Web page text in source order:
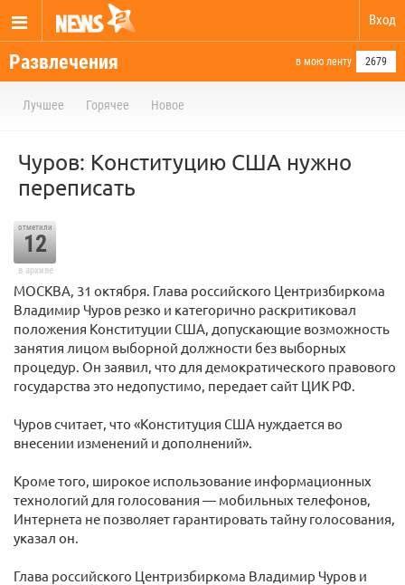
Вход
Развлечения в мою ленту 2679
Лучшее Горячее Новое
Чуров: Конституцию США нужно
переписать
отметили
12
в архиве
МОСКВА, 31 октября. Глава российского Центризбиркома
Владимир Чуров резко и категорично раскритиковал
положения Конституции США, допускающие возможность
занятия лицом выборной должности без выборных
процедур. Он заявил, что для демократического правового
государства это недопустимо, передает сайт ЦИК РФ.
Чуров считает, что «Конституция США нуждается во
внесении изменений и дополнений».
Кроме того, широкое использование информационных
технологий для голосования — мобильных телефонов,
Интернета не позволяет гарантировать тайну голосования,
указал он.
Глава российского Центризбиркома Владимир Чуров и